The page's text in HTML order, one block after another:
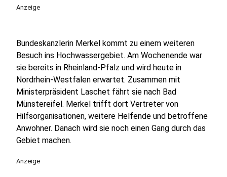
Anzeige
Bundeskanzlerin Merkel kommt zu einem weiteren
Besuch ins Hochwassergebiet. Am Wochenende war
sie bereits in Rheinland-Pfalz und wird heute in
Nordrhein-Westfalen erwartet. Zusammen mit
Ministerpräsident Laschet fährt sie nach Bad
Münstereifel. Merkel trifft dort Vertreter von
Hilfsorganisationen, weitere Helfende und betroffene
Anwohner. Danach wird sie noch einen Gang durch das
Gebiet machen.
Anzeige